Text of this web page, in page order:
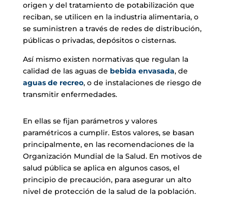
origen y del tratamiento de potabilización que
reciban, se utilicen en la industria alimentaria, o
se suministren a través de redes de distribución,
públicas o privadas, depósitos o cisternas.
Así mismo existen normativas que regulan la
calidad de las aguas de bebida envasada, de
aguas de recreo, o de instalaciones de riesgo de
transmitir enfermedades.
En ellas se fijan parámetros y valores
paramétricos a cumplir. Estos valores, se basan
principalmente, en las recomendaciones de la
Organización Mundial de la Salud. En motivos de
salud pública se aplica en algunos casos, el
principio de precaución, para asegurar un alto
nivel de protección de la salud de la población.